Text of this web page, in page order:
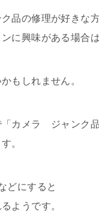
品の修理が好きな
に興味がある場合
もしれません。
「カメラ ジャンク
。
どにすると
ようです。